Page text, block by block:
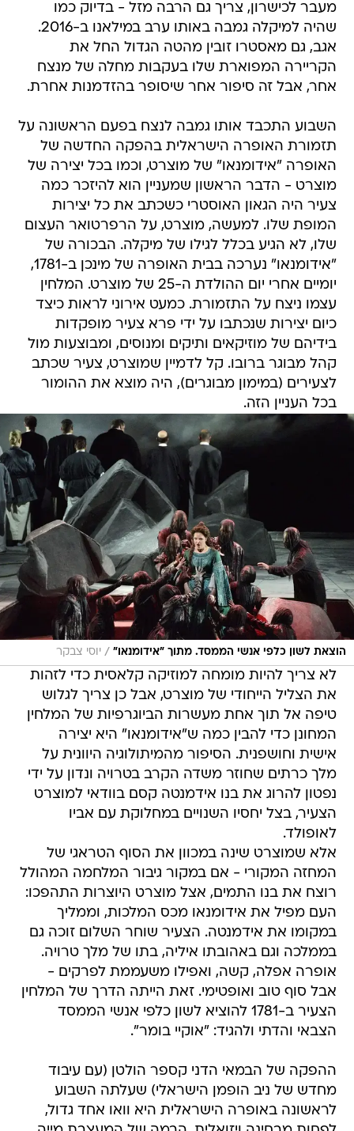
מעבר לכישרון, צריך גם הרבה מזל - בדיוק כמו
שהיה למיקלה גמבה באותו ערב במילאנו ב-2016.
אגב, גם מאסטרו זובין מהטה הגדול החל את
הקריירה המפוארת שלו בעקבות מחלה של מנצח
אחר, אבל זה סיפור אחר שיסופר בהזדמנות אחרת.
השבוע התכבד אותו גמבה לנצח בפעם הראשונה על
תזמורת האופרה הישראלית בהפקה החדשה של
האופרה "אידומנאו" של מוצרט, וכמו בכל יצירה של
מוצרט - הדבר הראשון שמעניין הוא להיזכר כמה
צעיר היה הגאון האוסטרי כשכתב את כל יצירות
המופת שלו. למעשה, מוצרט, על הרפרטואר העצום
שלו, לא הגיע בכלל לגילו של מיקלה. הבכורה של
"אידומנאו" נערכה בבית האופרה של מינכן ב-1781,
יומיים אחרי יום ההולדת ה-25 של מוצרט. המלחין
עצמו ניצח על התזמורת. כמעט אירוני לראות כיצד
כיום יצירות שנכתבו על ידי פרא צעיר מופקדות
בידיהם של מוזיקאים ותיקים ומנוסים, ומבוצעות מול
קהל מבוגר ברובו. קל לדמיין שמוצרט, צעיר שכתב
לצעירים (במימון מבוגרים), היה מוצא את ההומור
בכל העניין הזה.
הוצאת לשון כלפי אנשי הממסד. מתוך "אידומנאו" / יוסי צבקר
לא צריך להיות מומחה למוזיקה קלאסית כדי לזהות
את הצליל הייחודי של מוצרט, אבל כן צריך לגלוש
טיפה אל תוך אחת מעשרות הביוגרפיות של המלחין
המחונן כדי להבין כמה ש"אידומנאו" היא יצירה
אישית וחושפנית. הסיפור מהמיתולוגיה היוונית על
מלך כרתים שחוזר משדה הקרב בטרויה ונדון על ידי
נפטון להרוג את בנו אידמנטה קסם בוודאי למוצרט
הצעיר, בצל יחסיו השנויים במחלוקת עם אביו
לאופולד.
אלא שמוצרט שינה במכוון את הסוף הטראגי של
המחזה המקורי - אם במקור גיבור המלחמה המהולל
רוצח את בנו התמים, אצל מוצרט היוצרות התהפכו:
העם מפיל את אידומנאו מכס המלכות, וממליך
במקומו את אידמנטה. הצעיר שוחר השלום זוכה גם
בממלכה וגם באהובתו איליה, בתו של מלך טרויה.
אופרה אפלה, קשה, ואפילו משעממת לפרקים -
אבל סוף טוב ואופטימי. זאת הייתה הדרך של המלחין
הצעיר ב-1781 להוציא לשון כלפי אנשי הממסד
הצבאי והדתי ולהגיד: "אוקיי בומר".
ההפקה של הבמאי הדני קספר הולטן (עם עיבוד
מחדש של ניב הופמן הישראלי) שעלתה השבוע
לראשונה באופרה הישראלית היא וואו אחד גדול,